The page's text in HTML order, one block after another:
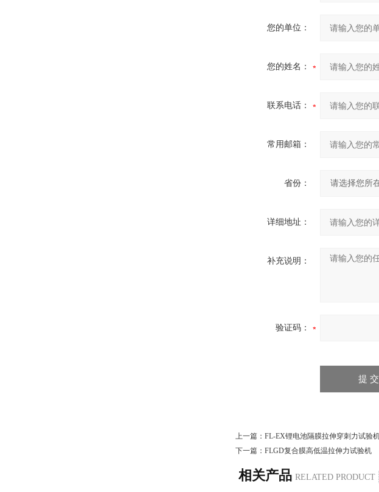
您的单位：
您的姓名：
联系电话：
常用邮箱：
省份：
详细地址：
补充说明：
验证码：
上一篇： FL-EX锂电池隔膜拉伸穿刺力试验
下一篇： FLGD复合膜高低温拉伸力试验机
相关产品 RELATED PRODUCT